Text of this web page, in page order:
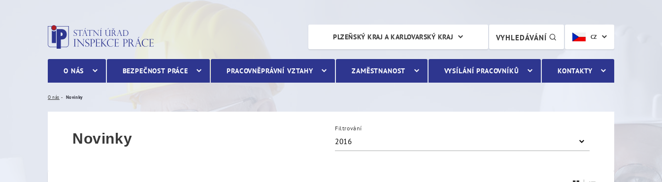
CZ
VYHLEDÁVÁNÍ
PLZEŇSKÝ KRAJ A KARLOVARSKÝ KRAJ
O NÁS BEZPEČNOST PRÁCE PRACOVNĚPRÁVNÍ VZTAHY ZAMĚSTNANOST VYSÍLÁNÍ PRACOVNÍKŮ KONTAKTY
O nás Novinky
Novinky
Filtrování
2016